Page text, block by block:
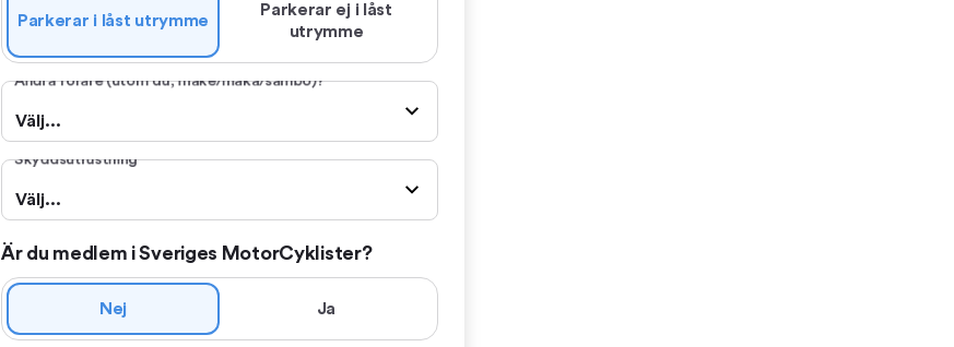
Parkerar i låst utrymme
Parkerar ej i låst
utrymme
Andra förare (utom du, make/maka/sambo)?
Välj...
Skyddsutrustning
Välj...
Är du medlem i Sveriges MotorCyklister?
Nej Ja